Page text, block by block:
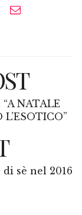
NATALE
sè nel 2016